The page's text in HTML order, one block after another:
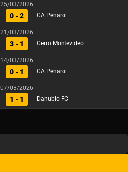
25/03/2026
0 - 2 CA Penarol
21/03/2026
3 - 1 Cerro Montevideo
14/03/2026
0 - 1 CA Penarol
07/03/2026
1 - 1 Danubio FC